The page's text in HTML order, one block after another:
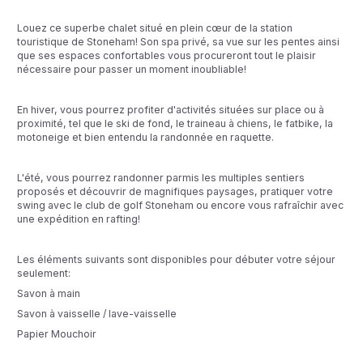
Louez ce superbe chalet situé en plein cœur de la station
touristique de Stoneham! Son spa privé, sa vue sur les pentes ainsi
que ses espaces confortables vous procureront tout le plaisir
nécessaire pour passer un moment inoubliable!
En hiver, vous pourrez profiter d'activités situées sur place ou à
proximité, tel que le ski de fond, le traineau à chiens, le fatbike, la
motoneige et bien entendu la randonnée en raquette.
L'été, vous pourrez randonner parmis les multiples sentiers
proposés et découvrir de magnifiques paysages, pratiquer votre
swing avec le club de golf Stoneham ou encore vous rafraîchir avec
une expédition en rafting!
Les éléments suivants sont disponibles pour débuter votre séjour
seulement:
Savon à main
Savon à vaisselle / lave-vaisselle
Papier Mouchoir